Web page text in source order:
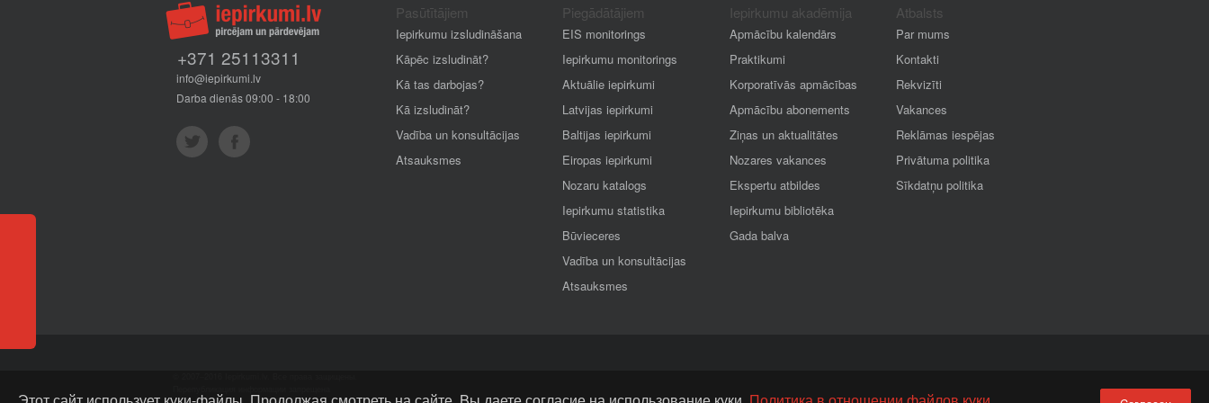
+371 25113311
info@iepirkumi.lv
Darba dienās 09:00 - 18:00
Pasūtītājiem
Iepirkumu izsludināšana
Kāpēc izsludināt?
Kā tas darbojas?
Kā izsludināt?
Vadība un konsultācijas
Atsauksmes
Piegādātājiem
EIS monitorings
Iepirkumu monitorings
Aktuālie iepirkumi
Latvijas iepirkumi
Baltijas iepirkumi
Eiropas iepirkumi
Nozaru katalogs
Iepirkumu statistika
Būvieceres
Vadība un konsultācijas
Atsauksmes
Iepirkumu akadēmija
Apmācību kalendārs
Praktikumi
Korporatīvās apmācības
Apmācību abonements
Ziņas un aktualitātes
Nozares vakances
Ekspertu atbildes
Iepirkumu bibliotēka
Gada balva
Atbalsts
Par mums
Kontakti
Rekvizīti
Vakances
Reklāmas iespējas
Privātuma politika
Sīkdatņu politika